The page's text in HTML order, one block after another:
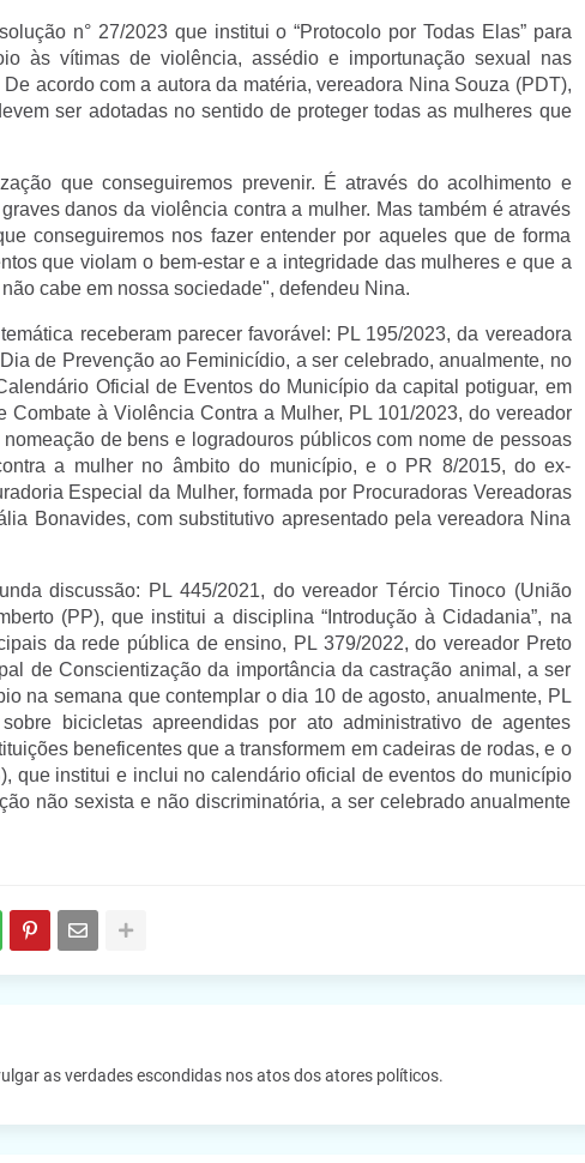
n° 27/2023 que institui o “Protocolo por Todas Elas” para
às vítimas de violência, assédio e importunação sexual nas
acordo com a autora da matéria, vereadora Nina Souza (PDT),
ser adotadas no sentido de proteger todas as mulheres que
que conseguiremos prevenir. É através do acolhimento e
danos da violência contra a mulher. Mas também é através
conseguiremos nos fazer entender por aqueles que de forma
que violam o bem-estar e a integridade das mulheres e que a
cabe em nossa sociedade", defendeu Nina.
receberam parecer favorável: PL 195/2023, da vereadora
de Prevenção ao Feminicídio, a ser celebrado, anualmente, no
Oficial de Eventos do Município da capital potiguar, em
à Violência Contra a Mulher, PL 101/2023, do vereador
de bens e logradouros públicos com nome de pessoas
a mulher no âmbito do município, e o PR 8/2015, do ex-
Especial da Mulher, formada por Procuradoras Vereadoras
Bonavides, com substitutivo apresentado pela vereadora Nina
discussão: PL 445/2021, do vereador Tércio Tinoco (União
(PP), que institui a disciplina “Introdução à Cidadania”, na
da rede pública de ensino, PL 379/2022, do vereador Preto
de Conscientização da importância da castração animal, a ser
na semana que contemplar o dia 10 de agosto, anualmente, PL
bicicletas apreendidas por ato administrativo de agentes
beneficentes que a transformem em cadeiras de rodas, e o
que institui e inclui no calendário oficial de eventos do município
não sexista e não discriminatória, a ser celebrado anualmente
as verdades escondidas nos atos dos atores políticos.